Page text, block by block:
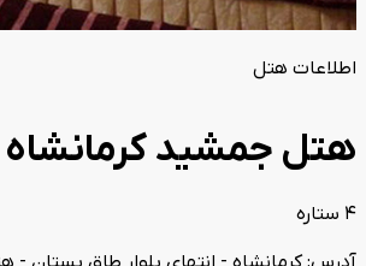
اطلاعات هتل
هتل جمشید کرمانشاه
4 ستاره